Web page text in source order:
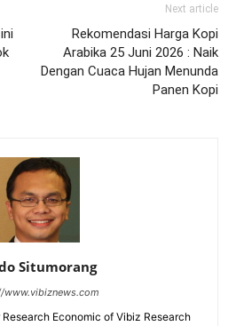
Next article
Rekomendasi Harga Kopi
Arabika 25 Juni 2026 : Naik
Dengan Cuaca Hujan Menunda
Panen Kopi
Situmorang
Economic of Vibiz Research